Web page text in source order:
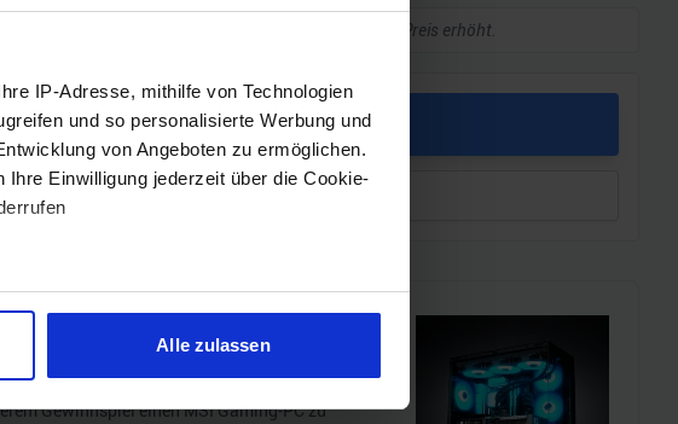
IP-Adresse, mithilfe von Technologien
und so personalisierte Werbung und
von Angeboten zu ermöglichen.
Einwilligung jederzeit über die Cookie-
Meter genau sein können
legen Sie Ihre Präferenzen im
Alle zulassen
beim Kauf eine kleine Provision, ohne dass sich euer Preis erhöht.
ZUM BESTPREIS
Vergleichen
RTX 5070 Ti!!
Gewinnspiel einen MSI Gaming-PC zu